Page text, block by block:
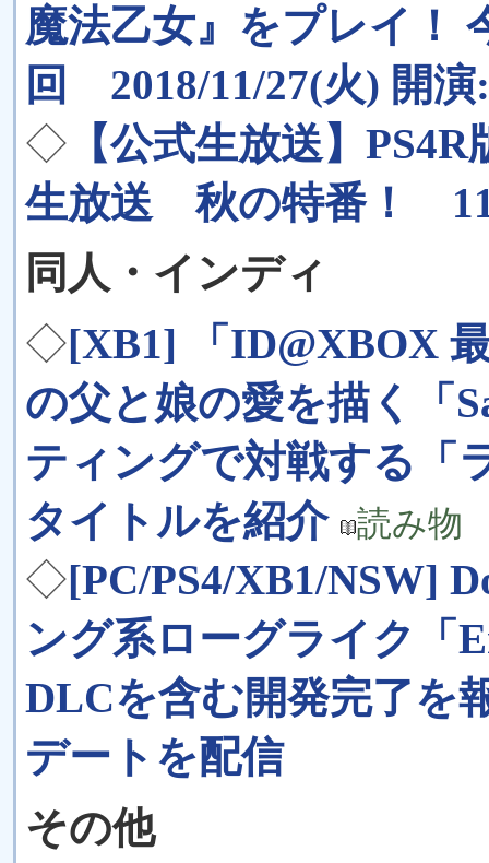
魔法乙女』をプレイ！
回 2018/11/27(火) 開演
◇ 【公式生放送】
生放送 秋の特番！ 11
同人・インディ
◇[XB1] 「ID@XBOX
の父と娘の愛を描く「
ティングで対戦する「
タイトルを紹介
読み物
◇[PC/PS4/XB1/NSW]
ング系ローグライク「
DLCを含む開発完了を
デートを配信
その他